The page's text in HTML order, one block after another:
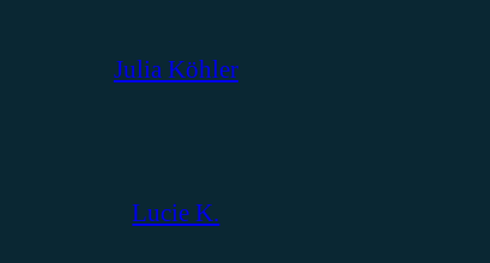
Julia Köhler
Lucie K.